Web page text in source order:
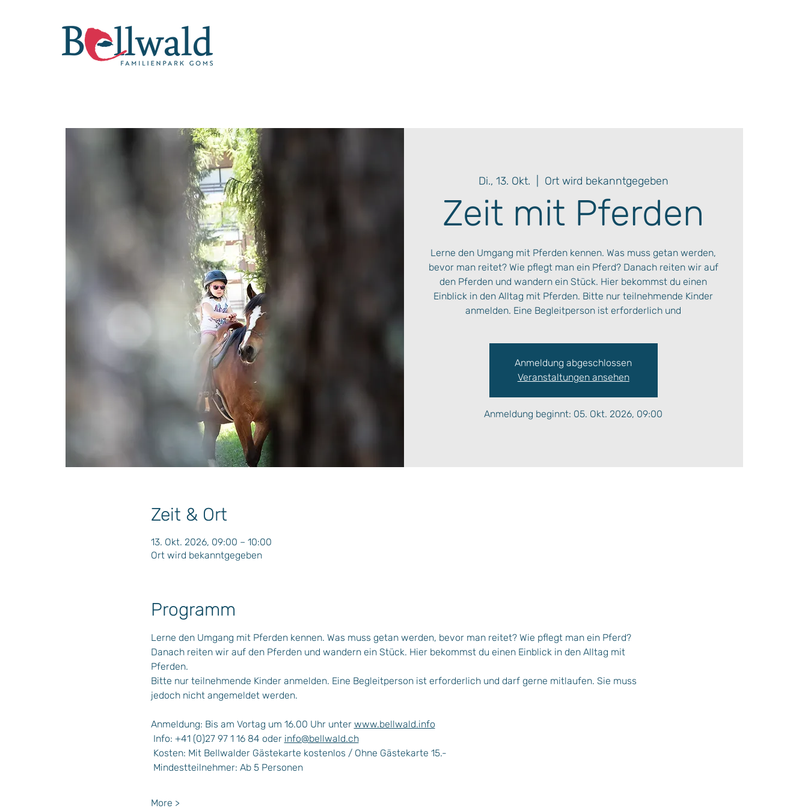
Di., 13. Okt. Ort wird bekanntgegeben
Zeit mit Pferden
Lerne den Umgang mit Pferden kennen. Was muss getan werden,
bevor man reitet? Wie pflegt man ein Pferd? Danach reiten wir auf
den Pferden und wandern ein Stück. Hier bekommst du einen
Einblick in den Alltag mit Pferden. Bitte nur teilnehmende Kinder
anmelden. Eine Begleitperson ist erforderlich und
Anmeldung abgeschlossen
Veranstaltungen ansehen
Anmeldung beginnt: 05. Okt. 2026, 09:00
Zeit & Ort
13. Okt. 2026, 09:00 – 10:00
Ort wird bekanntgegeben
Programm
Lerne den Umgang mit Pferden kennen. Was muss getan werden, bevor man reitet? Wie pflegt man ein Pferd?
Danach reiten wir auf den Pferden und wandern ein Stück. Hier bekommst du einen Einblick in den Alltag mit
Pferden.
Bitte nur teilnehmende Kinder anmelden. Eine Begleitperson ist erforderlich und darf gerne mitlaufen. Sie muss
jedoch nicht angemeldet werden.
Anmeldung: Bis am Vortag um 16.00 Uhr unter www.bellwald.info
Info: +41 (0)27 97 1 16 84 oder info@bellwald.ch
Kosten: Mit Bellwalder Gästekarte kostenlos / Ohne Gästekarte 15.-
Mindestteilnehmer: Ab 5 Personen
More >